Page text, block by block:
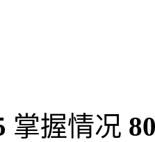
掌握情况